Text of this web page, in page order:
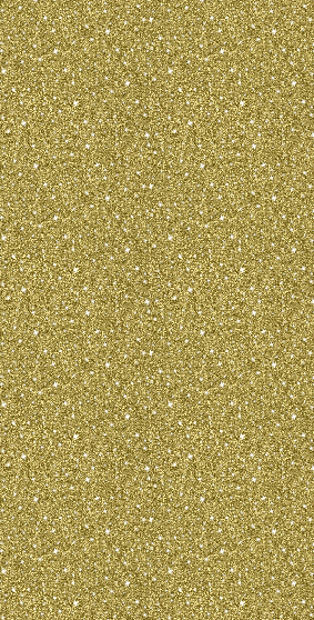
Toy-Terrier)
keine bÃ¶se Hunde.
terriere sehen: bÃ¶se
das Herrchen schuldig,
auch oft die ZÃ¼chter
Hunde
dem wirklichen,
sind. FÃ¼r was
kleine Hund
erschaffen worden.
kann dieser
Fahrt in einem Auto
Hund ist anspruchsvoll
Pflege
der wunderbaren
Die muss man
ihr Fell. Die
Wir empfehlen